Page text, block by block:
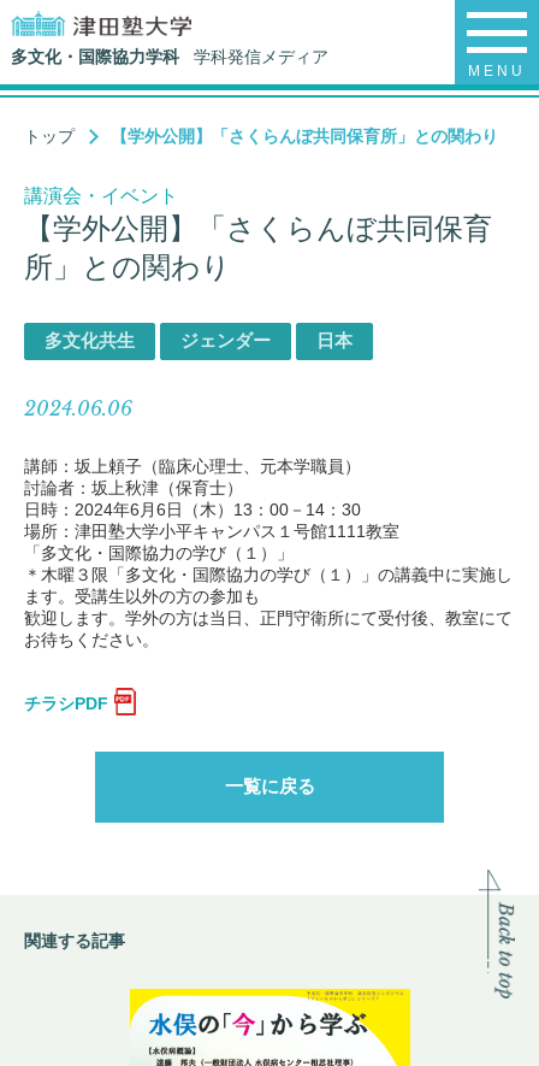
多文化・国際協力学科 学科発信メディア
MENU
トップ 【学外公開】「さくらんぼ共同保育所」との関わり
講演会・イベント
【学外公開】「さくらんぼ共同保育
所」との関わり
多文化共生 ジェンダー 日本
2024.06.06
講師：坂上頼子（臨床心理士、元本学職員）
討論者：坂上秋津（保育士）
日時：2024年6月6日（木）13：00－14：30
場所：津田塾大学小平キャンパス１号館1111教室
「多文化・国際協力の学び（１）」
＊木曜３限「多文化・国際協力の学び（１）」の講義中に実施し
ます。受講生以外の方の参加も
歓迎します。学外の方は当日、正門守衛所にて受付後、教室にて
お待ちください。
チラシPDF
一覧に戻る
関連する記事